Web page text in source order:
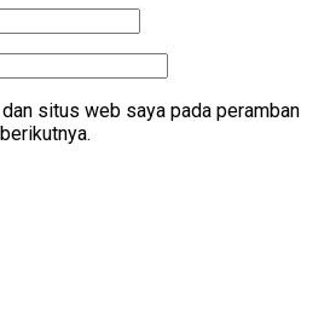
situs web saya pada peramban